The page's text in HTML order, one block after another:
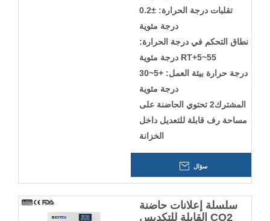
تقلبات درجة الحرارة: ±0.2
درجة مئوية
نطاق التحكم في درجة الحرارة:
RT+5~55 درجة مئوية
درجة حرارة بيئة العمل: +5~30
درجة مئوية
المشترك2 تحتوي الحاضنة على
مساحة رف قابلة للتعديل داخل
الخزانة
سؤال
سلسلة إعلانات حاضنة
CO2 القابلة للتكديس